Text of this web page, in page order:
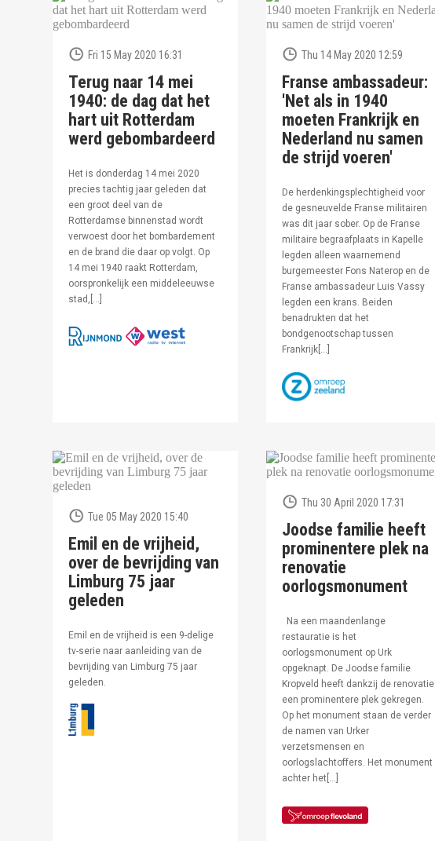
Fri 15 May 2020 16:31
Terug naar 14 mei
1940: de dag dat het
hart uit Rotterdam
werd gebombardeerd
Het is donderdag 14 mei 2020
precies tachtig jaar geleden dat
een groot deel van de
Rotterdamse binnenstad wordt
verwoest door het bombardement
en de brand die daar op volgt. Op
14 mei 1940 raakt Rotterdam,
oorspronkelijk een middeleeuwse
stad,[…]
Thu 14 May 2020 12:59
Franse ambassadeur:
'Net als in 1940
moeten Frankrijk en
Nederland nu samen
de strijd voeren'
De herdenkingsplechtigheid voor
de gesneuvelde Franse militairen
was dit jaar sober. Op de Franse
militaire begraafplaats in Kapelle
legden alleen waarnemend
burgemeester Fons Naterop en de
Franse ambassadeur Luis Vassy
legden een krans. Beiden
benadrukten dat het
bondgenootschap tussen
Frankrijk[…]
Tue 05 May 2020 15:40
Emil en de vrijheid,
over de bevrijding van
Limburg 75 jaar
geleden
Emil en de vrijheid is een 9-delige
tv-serie naar aanleiding van de
bevrijding van Limburg 75 jaar
geleden.
Thu 30 April 2020 17:31
Joodse familie heeft
prominentere plek na
renovatie
oorlogsmonument
Na een maandenlange
restauratie is het
oorlogsmonument op Urk
opgeknapt. De Joodse familie
Kropveld heeft dankzij de renovatie
een prominentere plek gekregen.
Op het monument staan de verder
de namen van Urker
verzetsmensen en
oorlogslachtoffers. Het monument
achter het[…]